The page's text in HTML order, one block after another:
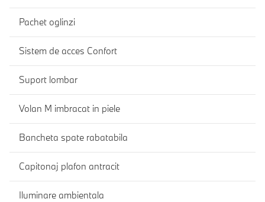
Pachet oglinzi
Sistem de acces Confort
Suport lombar
Volan M imbracat in piele
Bancheta spate rabatabila
Capitonaj plafon antracit
Iluminare ambientala